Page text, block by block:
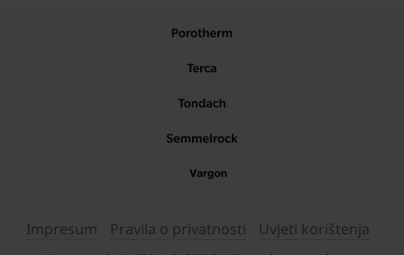
Impresum Pravila o privatnosti
Uvjeti korištenja